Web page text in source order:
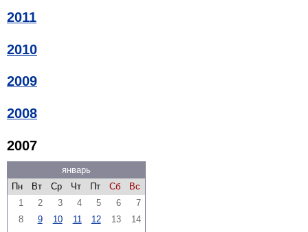
2011
2010
2009
2008
2007
январь
Пн
Вт Ср Чт Пт Сб
Вс
1
2 3 4 5 6
7
8
9 10 11 12 13
14